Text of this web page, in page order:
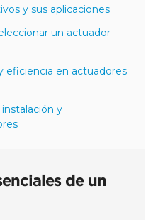
y sus aplicaciones
un actuador
eficiencia en actuadores
instalación y
de un